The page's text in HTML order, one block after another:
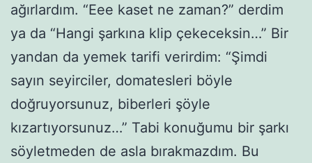
ağırlardım. “Eee kaset ne zaman?” derdim
ya da “Hangi şarkına klip çekeceksin…” Bir
yandan da yemek tarifi verirdim: “Şimdi
sayın seyirciler, domatesleri böyle
doğruyorsunuz, biberleri şöyle
kızartıyorsunuz…” Tabi konuğumu bir şarkı
söyletmeden de asla bırakmazdım. Bu